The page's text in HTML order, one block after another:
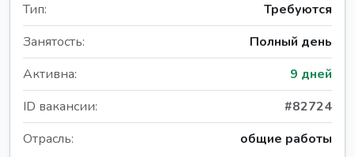
Тип:
Требуются
Занятость:
Полный день
Активна:
9 дней
ID вакансии:
#82724
Отрасль:
общие работы